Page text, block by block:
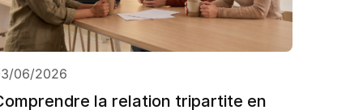
06/2026
la relation tripartite en